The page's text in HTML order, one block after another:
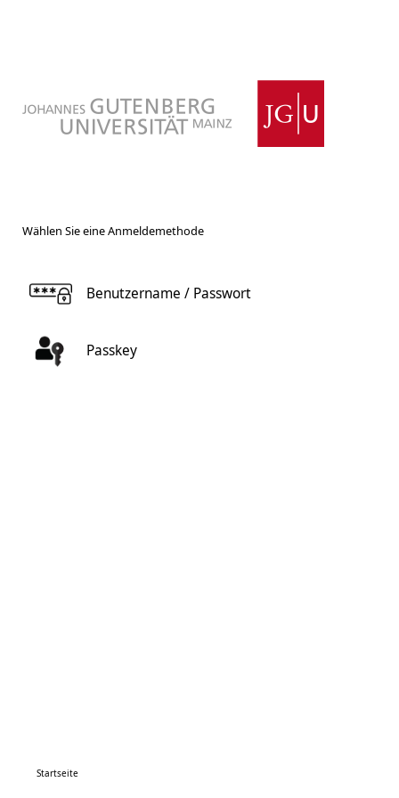
Wählen Sie eine Anmeldemethode
Benutzername / Passwort
Passkey
Startseite